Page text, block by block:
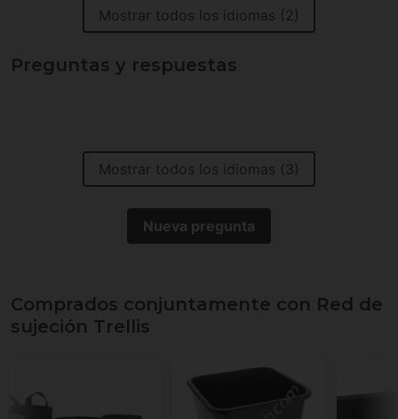
Mostrar todos los idiomas (2)
Preguntas y respuestas
Mostrar todos los idiomas (3)
Nueva pregunta
Comprados conjuntamente con Red de
sujeción Trellis